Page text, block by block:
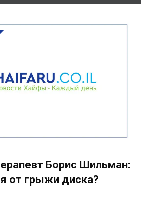
Борис Шильман:
от грыжи диска?